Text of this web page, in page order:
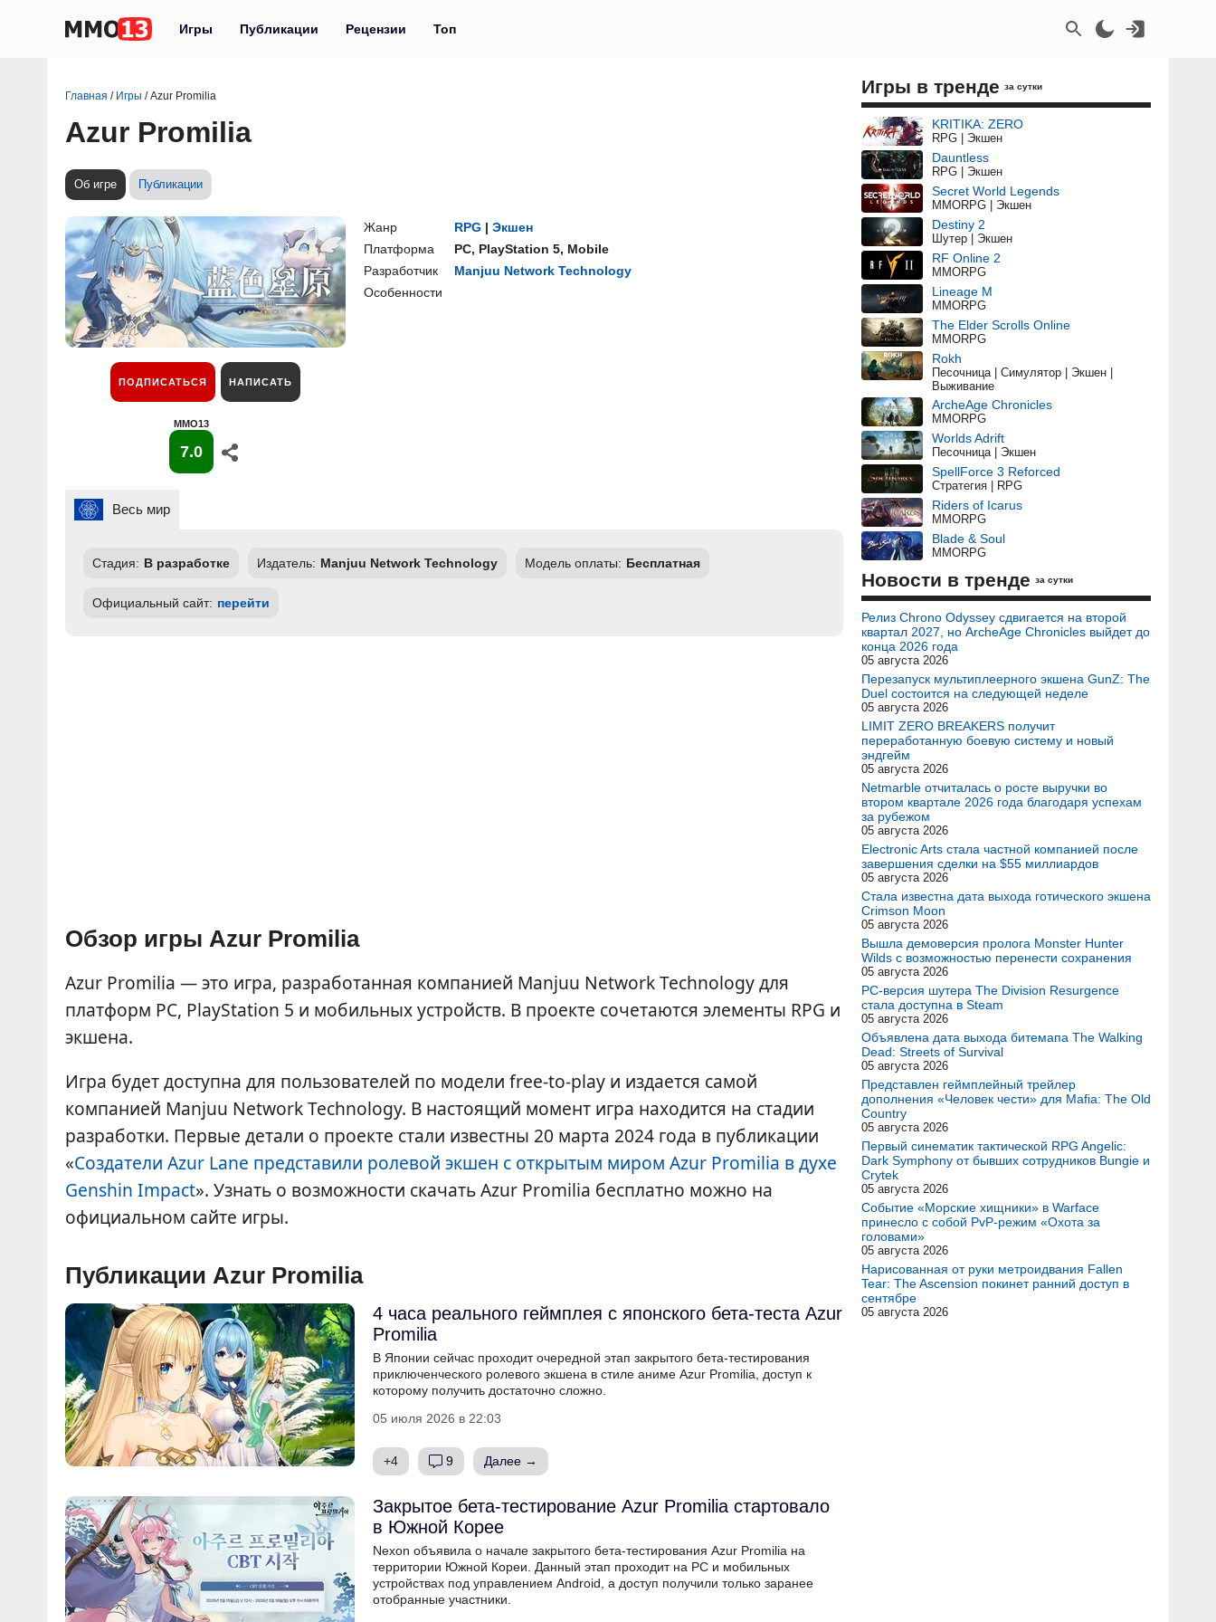
Игры Публикации Рецензии Топ
Главная / Игры /Azur Promilia
Azur Promilia
Об игре Публикации
ПОДПИСАТЬСЯ НАПИСАТЬ
MMO13
7.0
Жанр RPG | Экшен
Платформа
PC, PlayStation 5, Mobile
Разработчик
Manjuu Network Technology
Особенности
Весь мир
Стадия: В разработке Издатель: Manjuu Network Technology Модель оплаты: Бесплатная
Официальный сайт: перейти
Обзор игры Azur Promilia
Azur Promilia — это игра, разработанная компанией Manjuu Network Technology для
платформ PC, PlayStation 5 и мобильных устройств. В проекте сочетаются элементы RPG и
экшена.
Игра будет доступна для пользователей по модели free-to-play и издается самой
компанией Manjuu Network Technology. В настоящий момент игра находится на стадии
разработки. Первые детали о проекте стали известны 20 марта 2024 года в публикации
«Создатели Azur Lane представили ролевой экшен с открытым миром Azur Promilia в духе
Genshin Impact». Узнать о возможности скачать Azur Promilia бесплатно можно на
официальном сайте игры.
Публикации Azur Promilia
4 часа реального геймплея с японского бета-теста Azur
Promilia
В Японии сейчас проходит очередной этап закрытого бета-тестирования
приключенческого ролевого экшена в стиле аниме Azur Promilia, доступ к
которому получить достаточно сложно.
05 июля 2026 в 22:03
+4 9 Далее →
Закрытое бета-тестирование Azur Promilia стартовало
в Южной Корее
Nexon объявила о начале закрытого бета-тестирования Azur Promilia на
территории Южной Кореи. Данный этап проходит на PC и мобильных
устройствах под управлением Android, а доступ получили только заранее
отобранные участники.
Игры в тренде за сутки
KRITIKA: ZERO
RPG | Экшен
Dauntless
RPG | Экшен
Secret World Legends
MMORPG | Экшен
Destiny 2
Шутер | Экшен
RF Online 2
MMORPG
Lineage M
MMORPG
The Elder Scrolls Online
MMORPG
Rokh
Песочница | Симулятор | Экшен |
Выживание
ArcheAge Chronicles
MMORPG
Worlds Adrift
Песочница | Экшен
SpellForce 3 Reforced
Стратегия | RPG
Riders of Icarus
MMORPG
Blade & Soul
MMORPG
Новости в тренде за сутки
Релиз Chrono Odyssey сдвигается на второй
квартал 2027, но ArcheAge Chronicles выйдет до
конца 2026 года
05 августа 2026
Перезапуск мультиплеерного экшена GunZ: The
Duel состоится на следующей неделе
05 августа 2026
LIMIT ZERO BREAKERS получит
переработанную боевую систему и новый
эндгейм
05 августа 2026
Netmarble отчиталась о росте выручки во
втором квартале 2026 года благодаря успехам
за рубежом
05 августа 2026
Electronic Arts стала частной компанией после
завершения сделки на $55 миллиардов
05 августа 2026
Стала известна дата выхода готического экшена
Crimson Moon
05 августа 2026
Вышла демоверсия пролога Monster Hunter
Wilds с возможностью перенести сохранения
05 августа 2026
PC-версия шутера The Division Resurgence
стала доступна в Steam
05 августа 2026
Объявлена дата выхода битемапа The Walking
Dead: Streets of Survival
05 августа 2026
Представлен геймплейный трейлер
дополнения «Человек чести» для Mafia: The Old
Country
05 августа 2026
Первый синематик тактической RPG Angelic:
Dark Symphony от бывших сотрудников Bungie и
Crytek
05 августа 2026
Событие «Морские хищники» в Warface
принесло с собой PvP-режим «Охота за
головами»
05 августа 2026
Нарисованная от руки метроидвания Fallen
Tear: The Ascension покинет ранний доступ в
сентябре
05 августа 2026